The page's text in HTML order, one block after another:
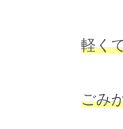
軽く
ごみ